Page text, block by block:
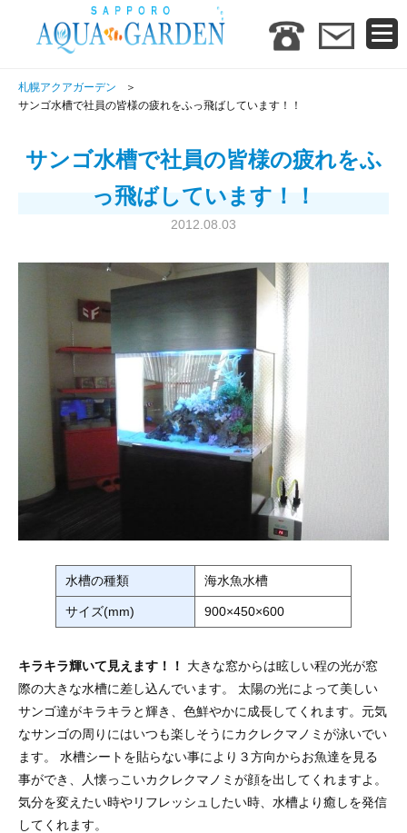
札幌アクアガーデン
サンゴ水槽で社員の皆様の疲れをふっ飛ばしています！！
サンゴ水槽で社員の皆様の疲れをふ
っ飛ばしています！！
2012.08.03
水槽の種類 海水魚水槽
サイズ(mm) 900×450×600
キラキラ輝いて見えます！！
大きな窓からは眩しい程の光が窓
際の大きな水槽に差し込んでいます。 太陽の光によって美しい
サンゴ達がキラキラと輝き、色鮮やかに成長してくれます。元気
なサンゴの周りにはいつも楽しそうにカクレクマノミが泳いでい
ます。 水槽シートを貼らない事により３方向からお魚達を見る
事ができ、人懐っこいカクレクマノミが顔を出してくれますよ。
気分を変えたい時やリフレッシュしたい時、水槽より癒しを発信
してくれます。